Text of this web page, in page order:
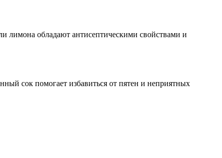
лимона обладают антисептическими свойствами и
сок помогает избавиться от пятен и неприятных